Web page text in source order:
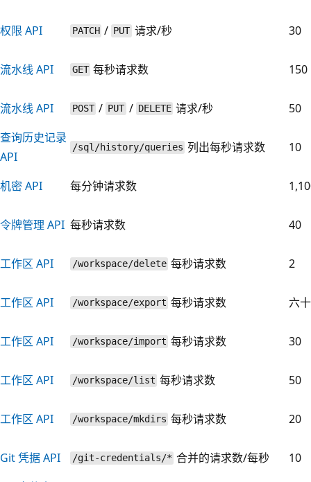
权限 API PATCH / PUT请求/秒 30
流水线 API GET 每秒请求数 150
流水线 API POST / PUT/ DELETE 请求/秒
50
查询历史记录
API
/sql/history/queries 列出每秒请求数 10
机密 API 每分钟请求数
令牌管理 API 每秒请求数 40
工作区 API /workspace/delete 每秒请求数 2
工作区 API /workspace/export 每秒请求数 六十
工作区 API /workspace/import 每秒请求数 30
工作区 API /workspace/list 每秒请求数 50
工作区 API /workspace/mkdirs 每秒请求数 20
Git 凭据 API /git-credentials/* 合并的请求数/每秒
10